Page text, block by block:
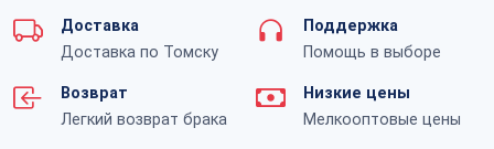
Доставка
Доставка по Томску
Поддержка
Помощь в выборе
Возврат
Легкий возврат брака
Низкие цены
Мелкооптовые цены